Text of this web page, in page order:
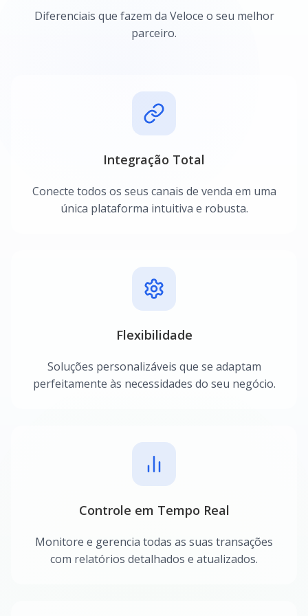
Diferenciais que fazem da Veloce o seu melhor
parceiro.
Integração Total
Conecte todos os seus canais de venda em uma
única plataforma intuitiva e robusta.
Flexibilidade
Soluções personalizáveis que se adaptam
perfeitamente às necessidades do seu negócio.
Controle em Tempo Real
Monitore e gerencia todas as suas transações
com relatórios detalhados e atualizados.